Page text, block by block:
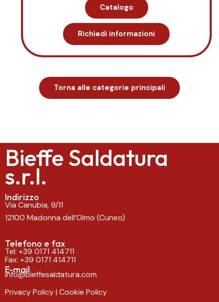
Catalogo
Richiedi informazioni
Torna alle categorie principali
Bieffe Saldatura
s.r.l.
Indirizzo
Via Canubia, 9/11
12100 Madonna dell’Olmo (Cuneo)
Telefono e fax
Tel: +39 0171 414711
Fax: +39 0171 414711
E-mail
info@bieffesaldatura.com
Privacy Policy| Cookie Policy